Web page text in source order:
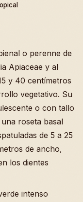
o perenne de
Apiaceae y al
y 40 centímetros
vegetativo. Su
o con tallo
roseta basal
de 5 a 25
de ancho,
los dientes
intenso